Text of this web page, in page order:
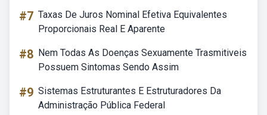
#7 Taxas De Juros Nominal Efetiva Equivalentes
Proporcionais Real E Aparente
#8 Nem Todas As Doenças Sexuamente Trasmitiveis
Possuem Sintomas Sendo Assim
#9 Sistemas Estruturantes E Estruturadores Da
Administração Pública Federal